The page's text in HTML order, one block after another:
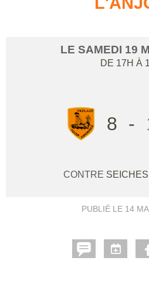
LE SAMEDI 19
DE 17H À
8 -
CONTRE
PUBLIÉ LE 14